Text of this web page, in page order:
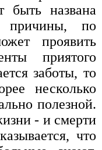
быть названа
причины, по
проявить
приятого
заботы, то
несколько
полезной.
- и смерти
что